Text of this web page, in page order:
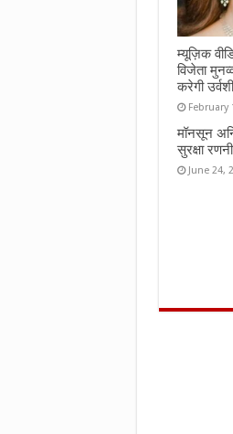
म्यूज़िक
विजेता
करेगी
February
मॉनसून
सुरक्षा
June 24,